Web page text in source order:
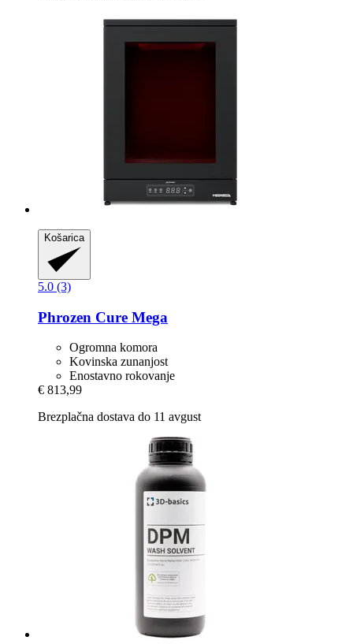
Košarica
5.0 (3)
Phrozen Cure Mega
Ogromna komora
Kovinska zunanjost
Enostavno rokovanje
€ 813,99
Brezplačna dostava do 11 avgust